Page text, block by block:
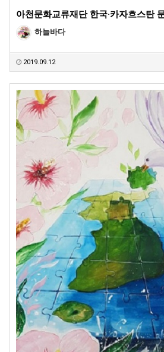
아천문화교류재단 한국·카자흐스탄
하늘바다
2019.09.12